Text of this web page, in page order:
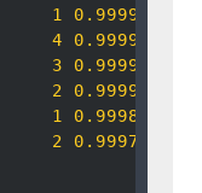
1
0.9999470
4
0.9999340
3
0.9999251
2
0.9999174
1
0.9998127
2 0.9997324